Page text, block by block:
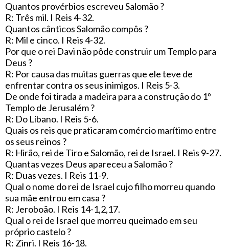
Quantos provérbios escreveu Salomão ?
R: Três mil. I Reis 4-32.
Quantos cânticos Salomão compôs ?
R: Mil e cinco. I Reis 4-32.
Por que o rei Davi não pôde construir um Templo para
Deus ?
R: Por causa das muitas guerras que ele teve de
enfrentar contra os seus inimigos. I Reis 5-3.
De onde foi tirada a madeira para a construção do 1º
Templo de Jerusalém ?
R: Do Líbano. I Reis 5-6.
Quais os reis que praticaram comércio marítimo entre
os seus reinos ?
R: Hirão, rei de Tiro e Salomão, rei de Israel. I Reis 9-27.
Quantas vezes Deus apareceu a Salomão ?
R: Duas vezes. I Reis 11-9.
Qual o nome do rei de Israel cujo filho morreu quando
sua mãe entrou em casa ?
R: Jeroboão. I Reis 14-1,2,17.
Qual o rei de Israel que morreu queimado em seu
próprio castelo ?
R: Zinri. I Reis 16-18.